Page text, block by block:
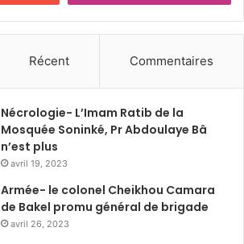
Récent Commentaires
Nécrologie- L’Imam Ratib de la
Mosquée Soninké, Pr Abdoulaye Bâ
n’est plus
avril 19, 2023
Armée- le colonel Cheikhou Camara
de Bakel promu général de brigade
avril 26, 2023